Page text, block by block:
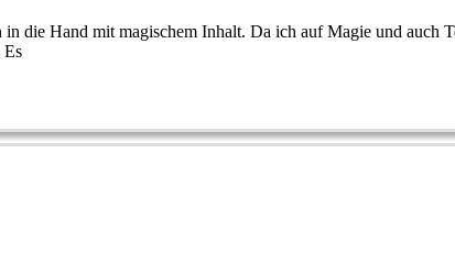
die Hand mit magischem Inhalt. Da ich auf Magie und auch
Es